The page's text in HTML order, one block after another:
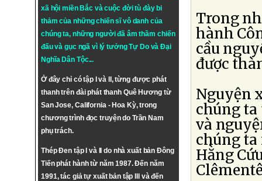
xã hội miền Bắc và cuộc đời tù đày bi
thảm của những chiến sĩ vô danh của
chúng ta, những người đã âm thầm chiến
đấu và gục ngã vì lý tưởngTự DovàĐại
Nghĩa Dân Tộc...
Ở đây chỉ có tập I và II, từng được phát
thanh trên đài phát thanh Quê Hương từ
San Jose, California - Hoa Kỳ, trong
chương trình đọc truyện do Trần Nam
phụ trách.
Thép Đen tập I và II do nhà xuất bản Đông
Tiến phát hành từ năm 1987. Đến năm
1991, tác giả tự xuất bản tập III và đến
Trong
hành
cầu
được
Nguyện
chúng
và
chúng ta
Hằng